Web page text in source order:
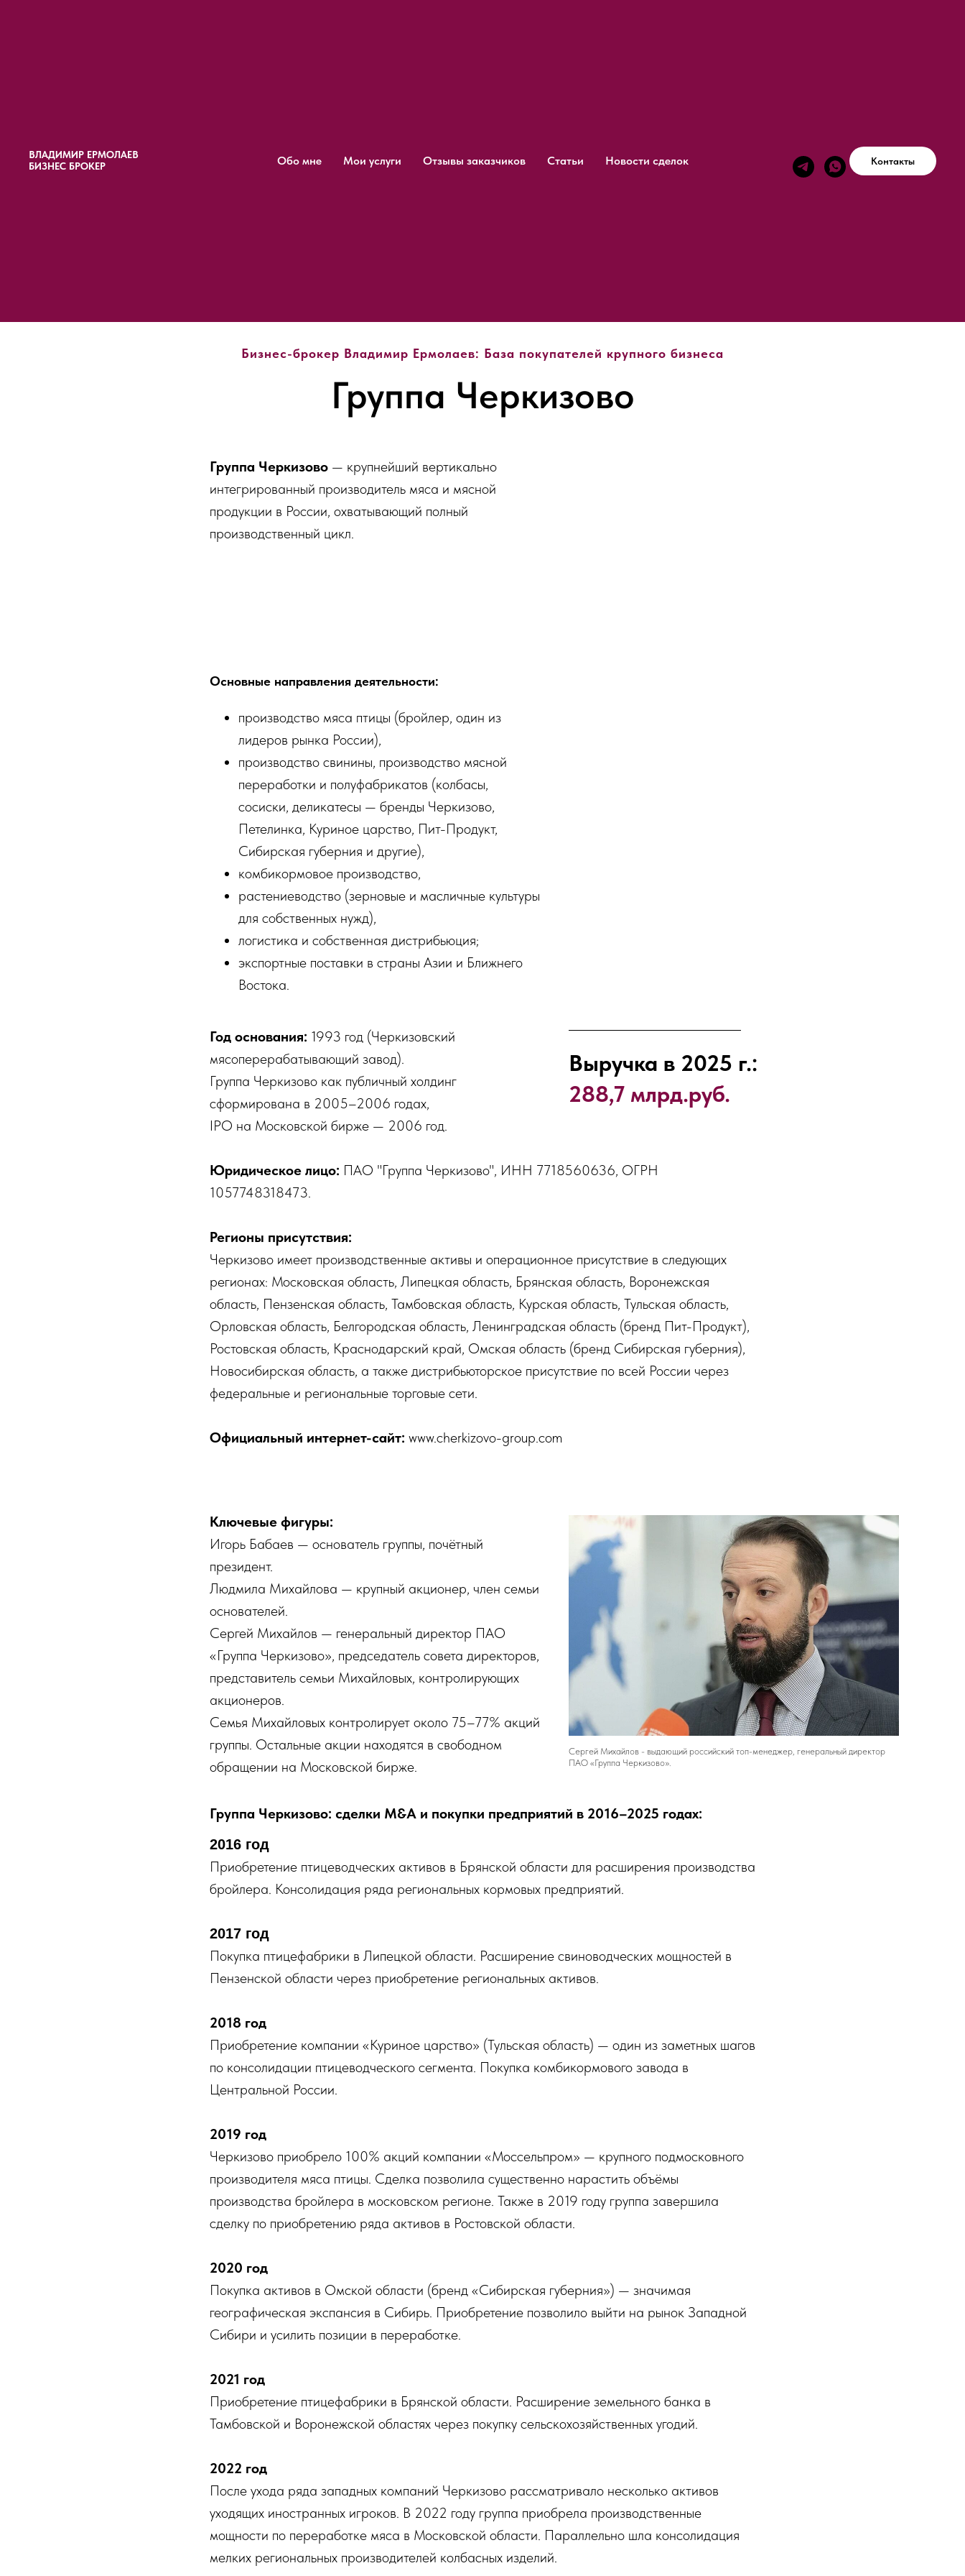
ВЛАДИМИР ЕРМОЛАЕВ
БИЗНЕС БРОКЕР
Обо мне Мои услуги Отзывы заказчиков Статьи Новости сделок Контакты
Бизнес-брокер Владимир Ермолаев: База покупателей крупного бизнеса
Группа Черкизово
Группа Черкизово — крупнейший вертикально
интегрированный производитель мяса и мясной
продукции в России, охватывающий полный
производственный цикл.
Основные направления деятельности:
производство мяса птицы (бройлер, один из
лидеров рынка России),
производство свинины, производство мясной
переработки и полуфабрикатов (колбасы,
сосиски, деликатесы — бренды Черкизово,
Петелинка, Куриное царство, Пит-Продукт,
Сибирская губерния и другие),
комбикормовое производство,
растениеводство (зерновые и масличные культуры
для собственных нужд),
логистика и собственная дистрибьюция;
экспортные поставки в страны Азии и Ближнего
Востока.
Выручка в 2025 г.:
288,7 млрд.руб.
Год основания: 1993 год (Черкизовский
мясоперерабатывающий завод).
Группа Черкизово как публичный холдинг
сформирована в 2005–2006 годах,
IPO на Московской бирже — 2006 год.
Юридическое лицо: ПАО "Группа Черкизово", ИНН 7718560636, ОГРН
1057748318473.
Регионы присутствия:
Черкизово имеет производственные активы и операционное присутствие в следующих
регионах: Московская область, Липецкая область, Брянская область, Воронежская
область, Пензенская область, Тамбовская область, Курская область, Тульская область,
Орловская область, Белгородская область, Ленинградская область (бренд Пит-Продукт),
Ростовская область, Краснодарский край, Омская область (бренд Сибирская губерния),
Новосибирская область, а также дистрибьюторское присутствие по всей России через
федеральные и региональные торговые сети.
Официальный интернет-сайт: www.cherkizovo-group.com
Сергей Михайлов - выдающий российский топ-менеджер, генеральный директор
ПАО «Группа Черкизово».
Ключевые фигуры:
Игорь Бабаев — основатель группы, почётный
президент.
Людмила Михайлова — крупный акционер, член семьи
основателей.
Сергей Михайлов — генеральный директор ПАО
«Группа Черкизово», председатель совета директоров,
представитель семьи Михайловых, контролирующих
акционеров.
Семья Михайловых контролирует около 75–77% акций
группы. Остальные акции находятся в свободном
обращении на Московской бирже.
Группа Черкизово: cделки M&A и покупки предприятий в 2016–2025 годах:
2016 год
Приобретение птицеводческих активов в Брянской области для расширения производства
бройлера. Консолидация ряда региональных кормовых предприятий.
2017 год
Покупка птицефабрики в Липецкой области. Расширение свиноводческих мощностей в
Пензенской области через приобретение региональных активов.
2018 год
Приобретение компании «Куриное царство» (Тульская область) — один из заметных шагов
по консолидации птицеводческого сегмента. Покупка комбикормового завода в
Центральной России.
2019 год
Черкизово приобрело 100% акций компании «Моссельпром» — крупного подмосковного
производителя мяса птицы. Сделка позволила существенно нарастить объёмы
производства бройлера в московском регионе. Также в 2019 году группа завершила
сделку по приобретению ряда активов в Ростовской области.
2020 год
Покупка активов в Омской области (бренд «Сибирская губерния») — значимая
географическая экспансия в Сибирь. Приобретение позволило выйти на рынок Западной
Сибири и усилить позиции в переработке.
2021 год
Приобретение птицефабрики в Брянской области. Расширение земельного банка в
Тамбовской и Воронежской областях через покупку сельскохозяйственных угодий.
2022 год
После ухода ряда западных компаний Черкизово рассматривало несколько активов
уходящих иностранных игроков. В 2022 году группа приобрела производственные
мощности по переработке мяса в Московской области. Параллельно шла консолидация
мелких региональных производителей колбасных изделий.